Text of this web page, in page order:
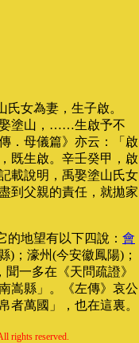
氏女為妻，生子啟。
娶塗山，……生啟予不
．母儀篇》亦云：「啟
既生啟。辛壬癸甲，啟
載說明，禹娶塗山氏女
到父親的責任，就拋家
地望有以下四說： 會
)；濠州(今安徽鳳陽)；
一多在《天問疏證》
嵩縣」。《左傳》哀公
者萬國」，也在這裏。
rights reserved.